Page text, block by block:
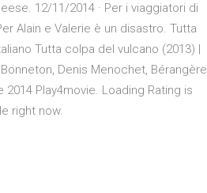
12/11/2014 · Per i viaggiatori di
Alain e Valerie è un disastro. Tutta
Tutta colpa del vulcano (2013) |
Denis Menochet, Bérangère
Play4movie. Loading Rating is
right now.